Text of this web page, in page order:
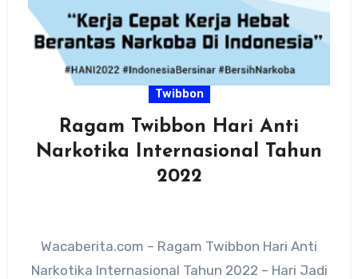
Twibbon
Ragam Twibbon Hari Anti
Narkotika Internasional Tahun
2022
Wacaberita.com – Ragam Twibbon Hari Anti
Narkotika Internasional Tahun 2022 – Hari Jadi